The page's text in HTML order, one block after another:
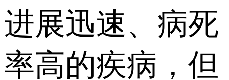
进展迅速、病死
率高的疾病，但